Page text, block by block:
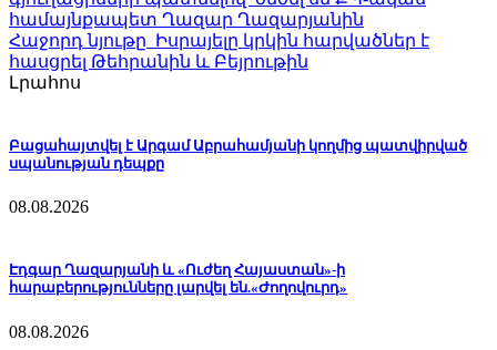
համայնքապետ Ղազար Ղազարյանին
Հաջորդ նյութը Իսրայելը կրկին հարվածներ է
հասցրել Թեհրանին և Բեյրութին
Լրահոս
Բացահայտվել է Արգամ Աբրահամյանի կողմից պատվիրված
սպանության դեպքը
08.08.2026
Էդգար Ղազարյանի և «Ուժեղ Հայաստան»-ի
հարաբերությունները լարվել են.«Ժողովուրդ»
08.08.2026